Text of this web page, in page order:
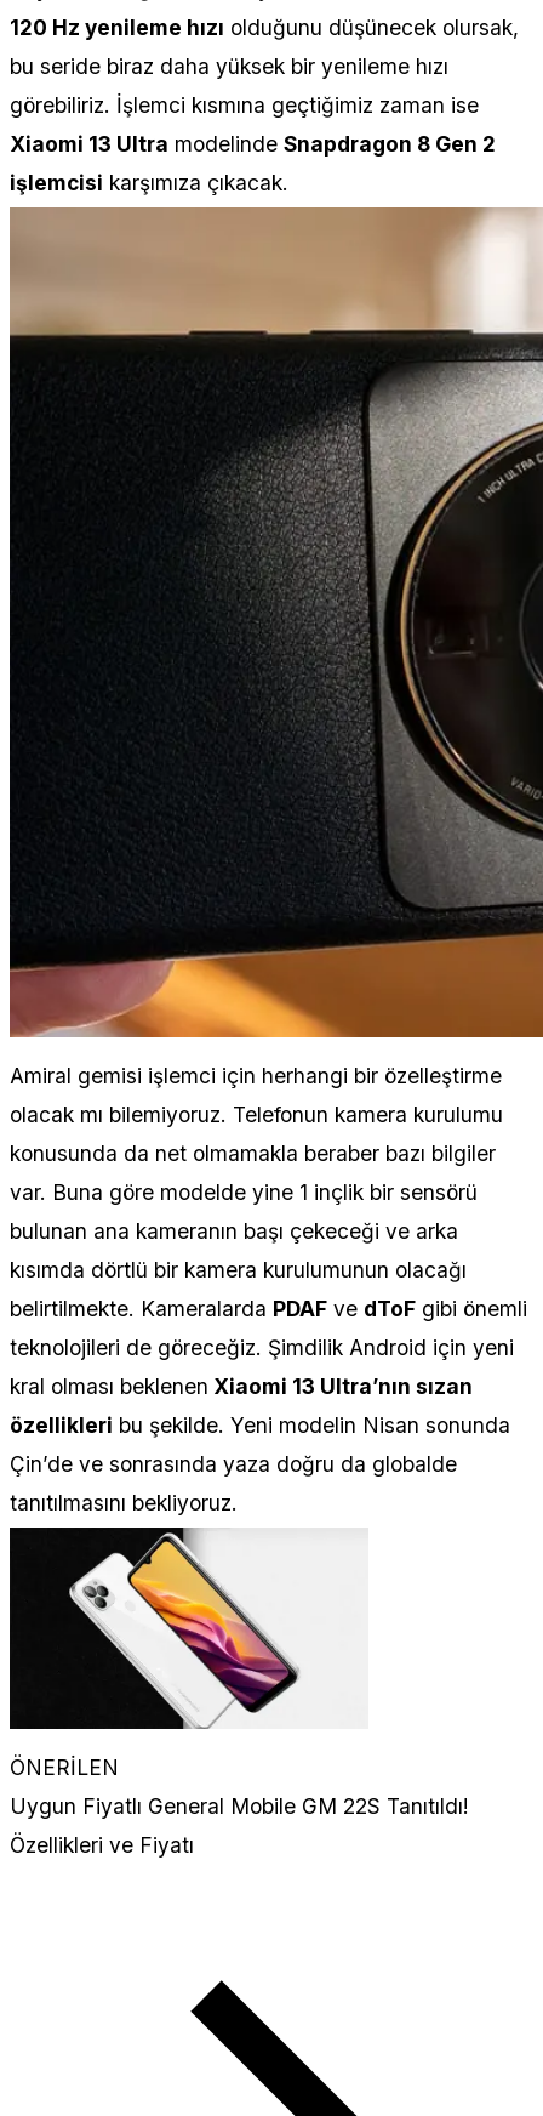
120 Hz yenileme hızı olduğunu düşünecek olursak,
bu seride biraz daha yüksek bir yenileme hızı
görebiliriz. İşlemci kısmına geçtiğimiz zaman ise
Xiaomi 13 Ultra modelinde Snapdragon 8 Gen 2
işlemcisi karşımıza çıkacak.
Amiral gemisi işlemci için herhangi bir özelleştirme
olacak mı bilemiyoruz. Telefonun kamera kurulumu
konusunda da net olmamakla beraber bazı bilgiler
var. Buna göre modelde yine 1 inçlik bir sensörü
bulunan ana kameranın başı çekeceği ve arka
kısımda dörtlü bir kamera kurulumunun olacağı
belirtilmekte. Kameralarda PDAF ve dToF gibi önemli
teknolojileri de göreceğiz. Şimdilik Android için yeni
kral olması beklenen Xiaomi 13 Ultra’nın sızan
özellikleri bu şekilde. Yeni modelin Nisan sonunda
Çin’de ve sonrasında yaza doğru da globalde
tanıtılmasını bekliyoruz.
ÖNERİLEN
Uygun Fiyatlı General Mobile GM 22S Tanıtıldı!
Özellikleri ve Fiyatı